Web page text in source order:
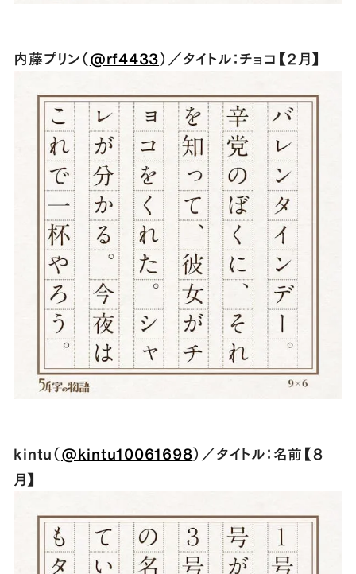
内藤プリン（@rf4433）／タイトル：チョコ【２月】
kintu（@kintu10061698）／タイトル：名前【８
月】